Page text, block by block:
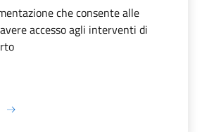
che consente alle
accesso agli interventi di